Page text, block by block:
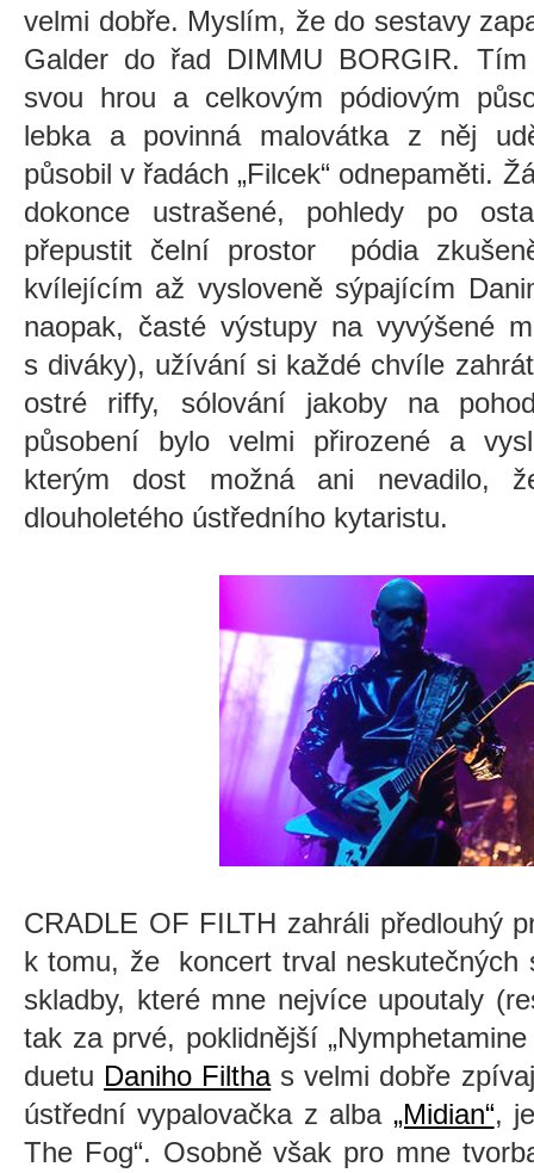
velmi dobře. Myslím, že do sestavy
Galder do řad DIMMU BORGIR.
svou hrou a celkovým pódiovým
lebka a povinná malovátka z něj
působil v řadách „Filcek“ odnepaměti.
dokonce ustrašené, pohledy po
přepustit čelní prostor pódia
kvílejícím až vysloveně sýpajícím
naopak, časté výstupy na vyvýšené
s diváky), užívání si každé chvíle
ostré riffy, sólování jakoby na
působení bylo velmi přirozené a
kterým dost možná ani nevadilo,
dlouholetého ústředního kytaristu.
CRADLE OF FILTH zahráli předlouhý
k tomu, že koncert trval neskutečných
skladby, které mne nejvíce upoutaly
tak za prvé, poklidnější
duetu Daniho Filthas velmi dobře
ústřední vypalovačka z alba „Midian“,
The Fog“. Osobně však pro mne